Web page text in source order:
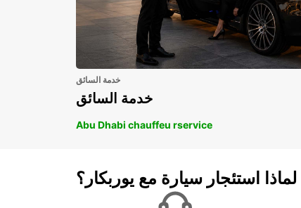
خدمة السائق
خدمة السائق
Abu Dhabi chauffeu rservice
لماذا استئجار سيارة مع يوربكار؟